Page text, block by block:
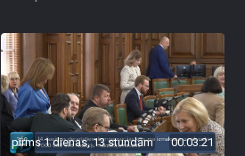
pirms 1 dienas, 13 stundām 00:03:21